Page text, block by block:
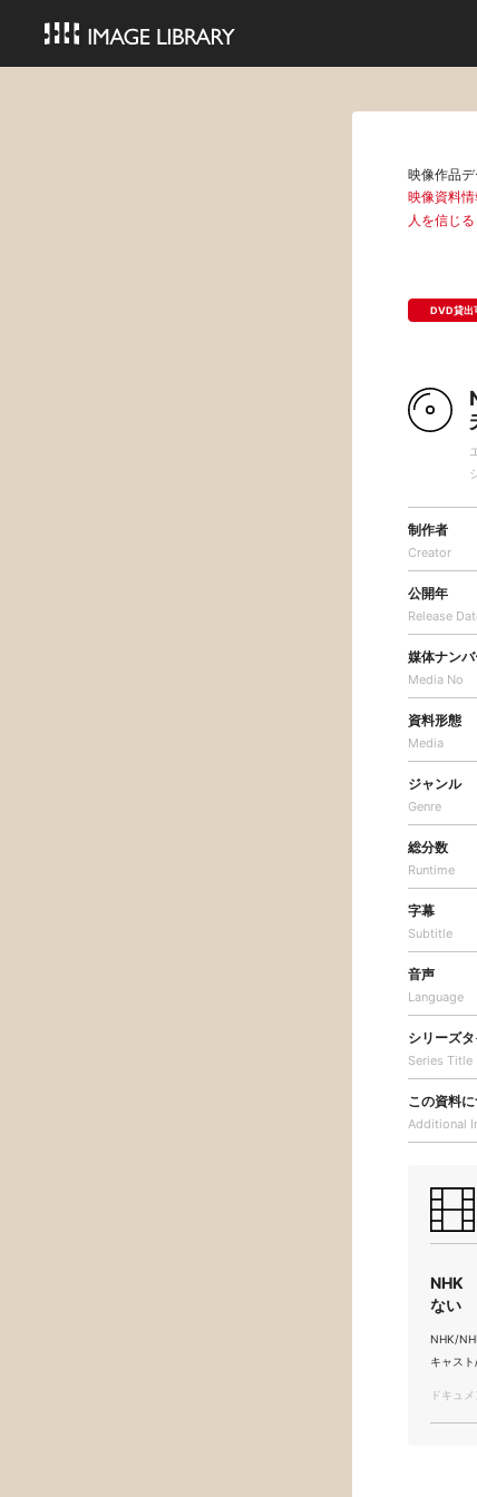
映像作品
映像資料
人を信じる
DVD貸出
制作者
Creator
公開年
Release
媒体ナン
Media No
資料形態
Media
ジャンル
Genre
総分数
Runtime
字幕
Subtitle
音声
Language
シリーズ
Series Title
この資料
Additional
NHK
ない
NHK/
キャス
ドキュ